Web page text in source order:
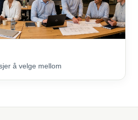
å velge mellom